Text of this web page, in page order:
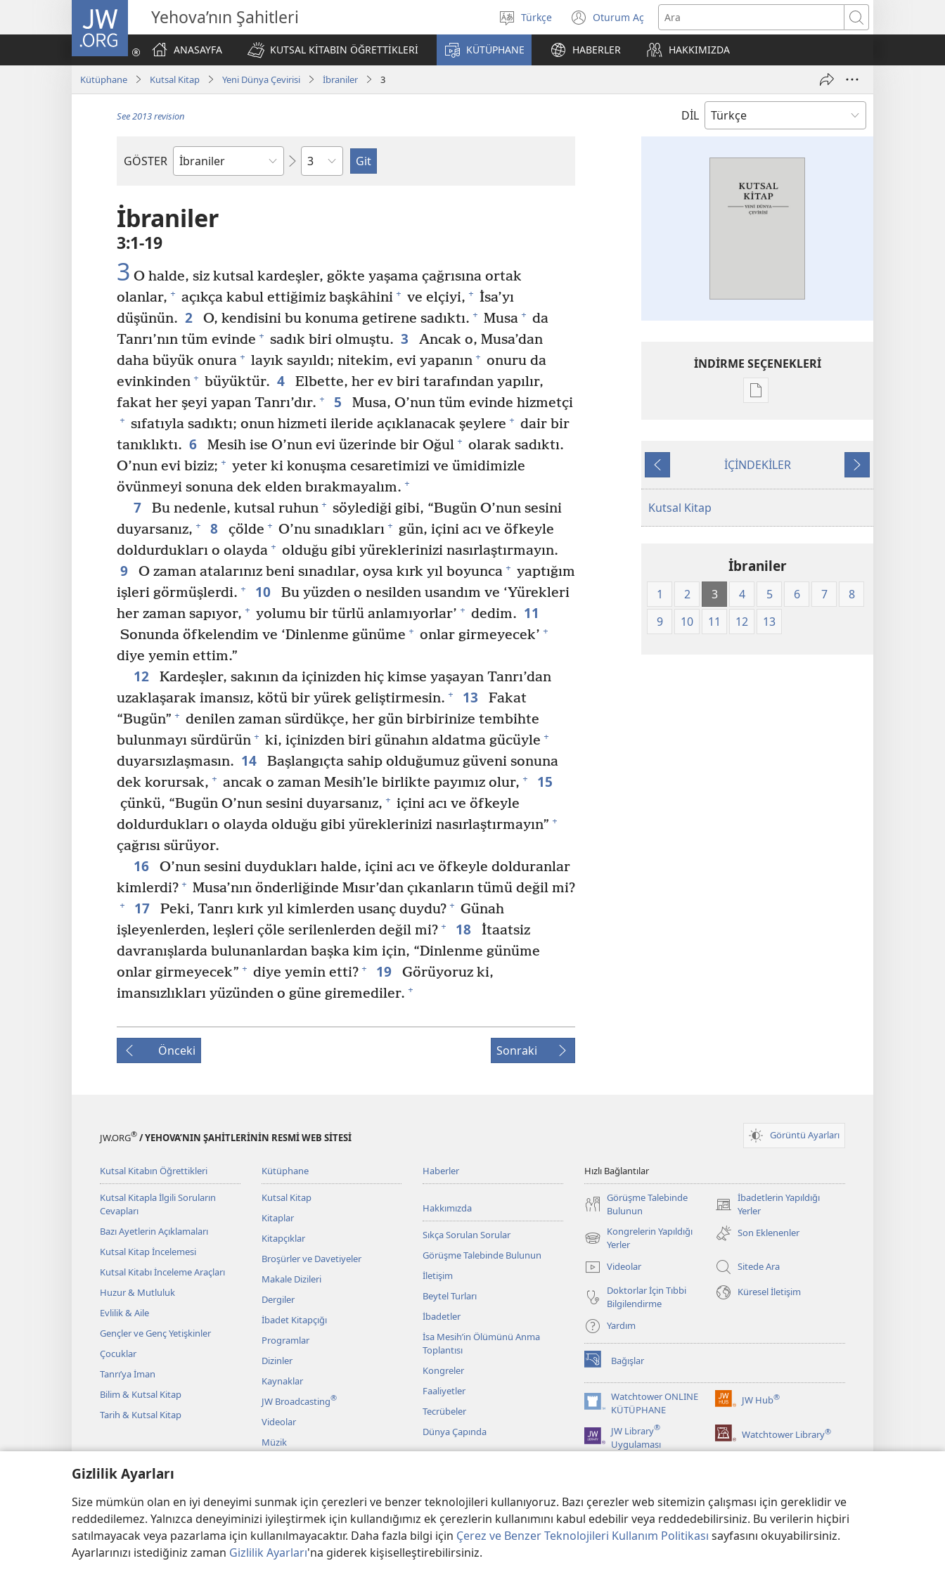
Gizlilik Ayarları
Size mümkün olan en iyi deneyimi sunmak için çerezleri ve benzer teknolojileri kullanıyoruz. Bazı çerezler web sitemizin çalışması için gereklidir ve
reddedilemez. Yalnızca deneyiminizi iyileştirmek için kullandığımız ek çerezlerin kullanımını kabul edebilir veya reddedebilirsiniz. Bu verilerin hiçbiri
satılmayacak veya pazarlama için kullanılmayacaktır. Daha fazla bilgi için Çerez ve Benzer Teknolojileri Kullanım Politikası sayfasını okuyabilirsiniz.
Ayarlarınızı istediğiniz zaman Gizlilik Ayarları'na giderek kişiselleştirebilirsiniz.
JW.ORG Yehova’nın Şahitleri
Dil
seçin
Türkçe Oturum Aç
(yeni
pencere
açar)
Ara
ANASAYFA
KUTSAL KİTABIN ÖĞRETTİKLERİ KÜTÜPHANE HABERLER HAKKIMIZDA
Kütüphane Kutsal Kitap Yeni Dünya Çevirisi İbraniler 3
DİL
See 2013 revision
GÖSTER
Kutsal
Kitap
Bölüm
İbraniler
3:1-19
3 O halde, siz kutsal kardeşler, gökte yaşama çağrısına ortak
olanlar, + açıkça kabul ettiğimiz başkâhini + ve elçiyi, + İsa’yı
düşünün. 2 O, kendisini bu konuma getirene sadıktı. + Musa + da
Tanrı’nın tüm evinde + sadık biri olmuştu. 3
Ancak o, Musa’dan
daha büyük onura + layık sayıldı; nitekim, evi yapanın + onuru da
evinkinden + büyüktür. 4
Elbette, her ev biri tarafından yapılır,
fakat her şeyi yapan Tanrı’dır. + 5 Musa, O’nun tüm evinde hizmetçi
+ sıfatıyla sadıktı; onun hizmeti ileride açıklanacak şeylere + dair bir
tanıklıktı. 6 Mesih ise O’nun evi üzerinde bir Oğul + olarak sadıktı.
O’nun evi biziz; + yeter ki konuşma cesaretimizi ve ümidimizle
övünmeyi sonuna dek elden bırakmayalım. +
7 Bu nedenle, kutsal ruhun + söylediği gibi, “Bugün O’nun sesini
duyarsanız, + 8 çölde + O’nu sınadıkları + gün, içini acı ve öfkeyle
doldurdukları o olayda + olduğu gibi yüreklerinizi nasırlaştırmayın.
9 O zaman atalarınız beni sınadılar, oysa kırk yıl boyunca + yaptığım
işleri görmüşlerdi. + 10
Bu yüzden o nesilden usandım ve ‘Yürekleri
her zaman sapıyor, + yolumu bir türlü anlamıyorlar’ + dedim. 11
Sonunda öfkelendim ve ‘Dinlenme günüme + onlar girmeyecek’ +
diye yemin ettim.”
12
Kardeşler, sakının da içinizden hiç kimse yaşayan Tanrı’dan
uzaklaşarak imansız, kötü bir yürek geliştirmesin. + 13
Fakat
“Bugün” + denilen zaman sürdükçe, her gün birbirinize tembihte
bulunmayı sürdürün + ki, içinizden biri günahın aldatma gücüyle +
duyarsızlaşmasın. 14
Başlangıçta sahip olduğumuz güveni sonuna
dek korursak, + ancak o zaman Mesih’le birlikte payımız olur, + 15
çünkü, “Bugün O’nun sesini duyarsanız, + içini acı ve öfkeyle
doldurdukları o olayda olduğu gibi yüreklerinizi nasırlaştırmayın” +
çağrısı sürüyor.
16
O’nun sesini duydukları halde, içini acı ve öfkeyle dolduranlar
kimlerdi? + Musa’nın önderliğinde Mısır’dan çıkanların tümü değil mi?
+ 17 Peki, Tanrı kırk yıl kimlerden usanç duydu? + Günah
işleyenlerden, leşleri çöle serilenlerden değil mi? + 18
İtaatsiz
davranışlarda bulunanlardan başka kim için, “Dinlenme günüme
onlar girmeyecek” + diye yemin etti? + 19
Görüyoruz ki,
imansızlıkları yüzünden o güne giremediler. +
Önceki Sonraki
İNDİRME SEÇENEKLERİ
Dijital
Kutsal
Önceki
İÇİNDEKİLER
Sonraki
Kutsal Kitap
İbraniler
1 2 3 4 5 6 7
8
9
10 11 12 13
JW.ORG® / YEHOVA’NIN ŞAHİTLERİNİN RESMİ WEB SİTESİ Görüntü Ayarları
Kutsal Kitabın Öğrettikleri
Kutsal Kitapla İlgili Soruların
Cevapları
Bazı Ayetlerin Açıklamaları
Kutsal Kitap İncelemesi
Kutsal Kitabı İnceleme Araçları
Huzur & Mutluluk
Evlilik & Aile
Gençler ve Genç Yetişkinler
Çocuklar
Tanrı’ya İman
Bilim & Kutsal Kitap
Tarih & Kutsal Kitap
Kütüphane
Kutsal Kitap
Kitaplar
Kitapçıklar
Broşürler ve Davetiyeler
Makale Dizileri
Dergiler
İbadet Kitapçığı
Programlar
Dizinler
Kaynaklar
JW Broadcasting®
Videolar
Müzik
Okumalar
Haberler
Hakkımızda
Sıkça Sorulan Sorular
Görüşme Talebinde Bulunun
İletişim
Beytel Turları
İbadetler
İsa Mesih’in Ölümünü Anma
Toplantısı
Kongreler
Faaliyetler
Tecrübeler
Dünya Çapında
Hızlı Bağlantılar
Görüşme Talebinde
Bulunun
İbadetlerin Yapıldığı
Yerler
(yeni
pencere
açar)
Kongrelerin Yapıldığı
Yerler
(yeni
açar)
Son Eklenenler
Videolar
Sitede Ara
Doktorlar İçin Tıbbi
Bilgilendirme
Küresel İletişim
Yardım
Bağışlar
(yeni
pencere
açar)
Watchtower ONLINE
KÜTÜPHANE
(yeni
açar)
JW Hub®
(yeni
açar)
JW Library®
Uygulaması
Watchtower Library®
Copyright© 2026 Watch Tower Bible and Tract Society of PA. KULLANIM ŞARTLARI